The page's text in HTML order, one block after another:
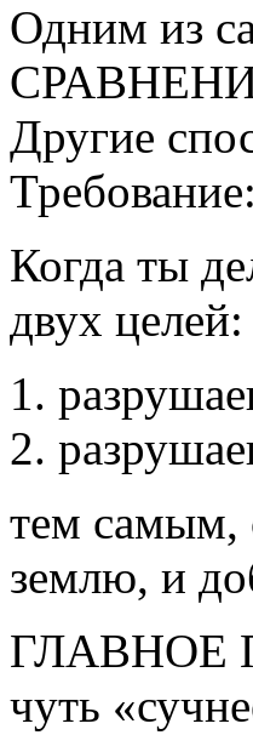
Одним из
Другие
Когда ты
двух целей:
тем
землю, и
ГЛАВНОЕ
чуть